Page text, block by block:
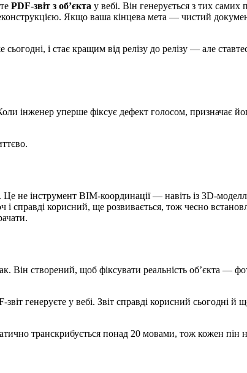
PDF-звіт з об’єкта у вебі. Він генерується з тих
Якщо ваша кінцева мета — чистий
і стає кращим від релізу до релізу — але
інженер уперше фіксує дефект голосом, призначає
не інструмент BIM-координації — навіть із 3D-
і справді корисний, ще розвивається, тож чесно
Він створений, щоб фіксувати реальність об’єкта —
звіт генеруєте у вебі. Звіт справді корисний сьогодні й
транскрибується понад 20 мовами, тож кожен пін